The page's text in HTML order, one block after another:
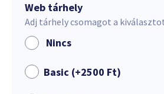
Web tárhely
Adj tárhely csomagot a
Nincs
Basic (+2500 Ft)